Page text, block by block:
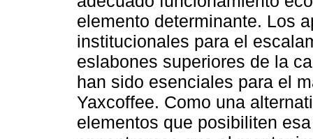
elemento determinante. Los
institucionales para el
eslabones superiores de la
han sido esenciales para el
Yaxcoffee. Como una
elementos que posibiliten